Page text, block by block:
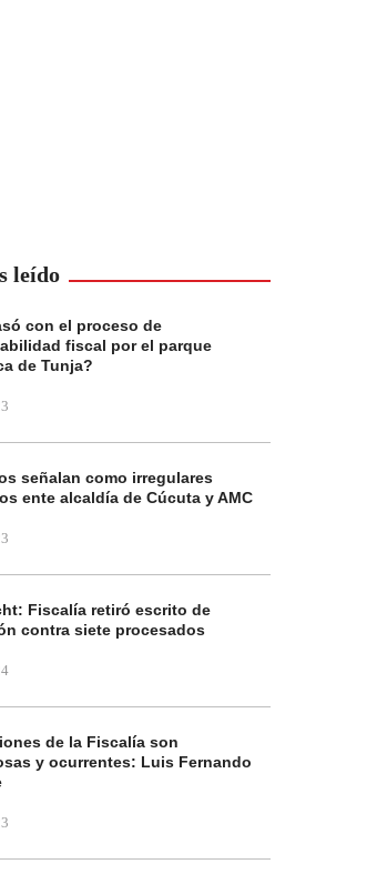
leído
con el proceso de
fiscal por el parque
de Tunja?
señalan como irregulares
ente alcaldía de Cúcuta y AMC
Fiscalía retiró escrito de
contra siete procesados
de la Fiscalía son
y ocurrentes: Luis Fernando